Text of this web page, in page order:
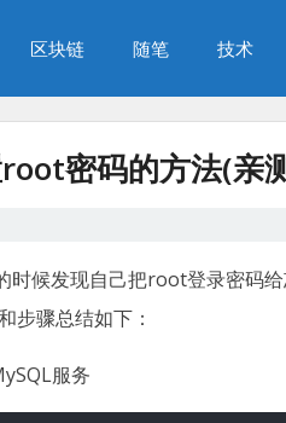
区块链 随笔 技术
密码的方法(亲
时候发现自己把root登录密码
骤总结如下：
服务